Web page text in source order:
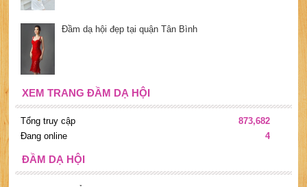
Đầm dạ hội đẹp tại quận Tân Bình
XEM TRANG ĐẦM DẠ HỘI
Tổng truy cập
873,682
Đang online
4
ĐẦM DẠ HỘI